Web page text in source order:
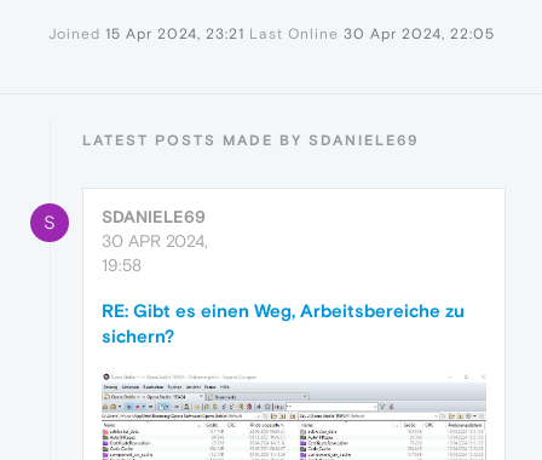
Joined 15 Apr 2024, 23:21 Last Online 30 Apr 2024, 22:05
LATEST POSTS MADE BY SDANIELE69
S
SDANIELE69
30 APR 2024,
19:58
RE: Gibt es einen Weg, Arbeitsbereiche zu
sichern?